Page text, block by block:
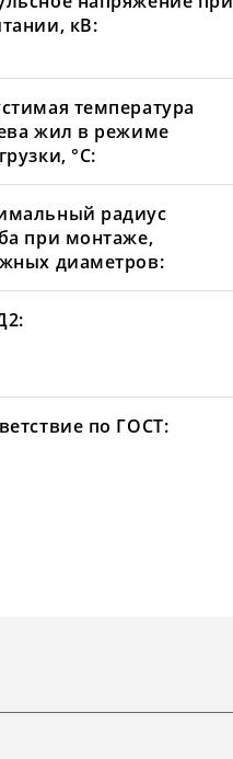
кВ:
температура
жил в режиме
°С:
радиус
при монтаже,
диаметров:
по ГОСТ: